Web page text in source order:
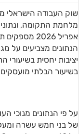
שוק העבודה הישראלי
מלחמת התקומה,
אפריל
הנתונים מצביעים על
יציבות יחסית
בשיעור הבלתי
על פי הנתונים מנוכי
של בני חמש עשרה